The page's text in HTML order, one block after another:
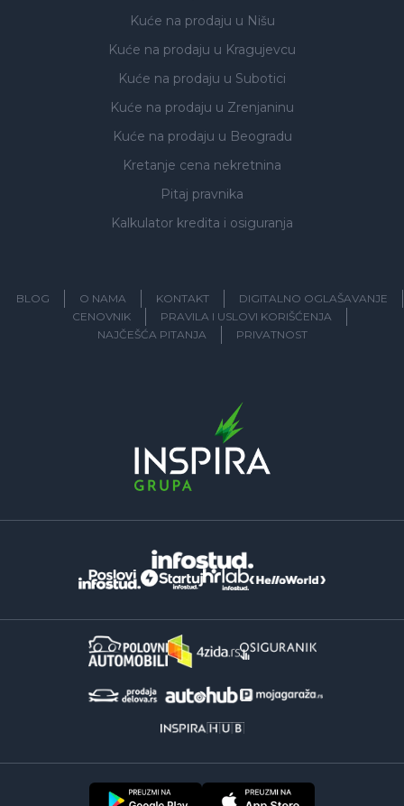
Kuće na prodaju u Nišu
Kuće na prodaju u Kragujevcu
Kuće na prodaju u Subotici
Kuće na prodaju u Zrenjaninu
Kuće na prodaju u Beogradu
Kretanje cena nekretnina
Pitaj pravnika
Kalkulator kredita i osiguranja
BLOG O NAMA KONTAKT
DIGITALNO OGLAŠAVANJE
CENOVNIK
PRAVILA I USLOVI KORIŠĆENJA
NAJČEŠĆA PITANJA
PRIVATNOST